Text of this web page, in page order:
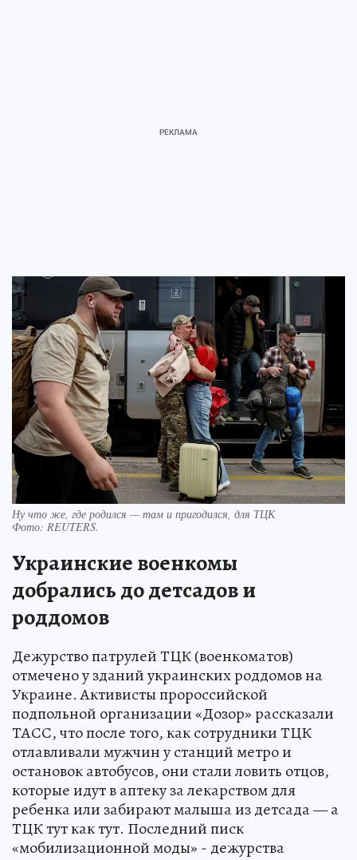
Ну что же, где родился — там и пригодился, для ТЦК
Фото: REUTERS.
Украинские военкомы
добрались до детсадов и
роддомов
Дежурство патрулей ТЦК (военкоматов)
отмечено у зданий украинских роддомов на
Украине. Активисты пророссийской
подпольной организации «Дозор» рассказали
ТАСС, что после того, как сотрудники ТЦК
отлавливали мужчин у станций метро и
остановок автобусов, они стали ловить отцов,
которые идут в аптеку за лекарством для
ребенка или забирают малыша из детсада — а
ТЦК тут как тут. Последний писк
«мобилизационной моды» - дежурства